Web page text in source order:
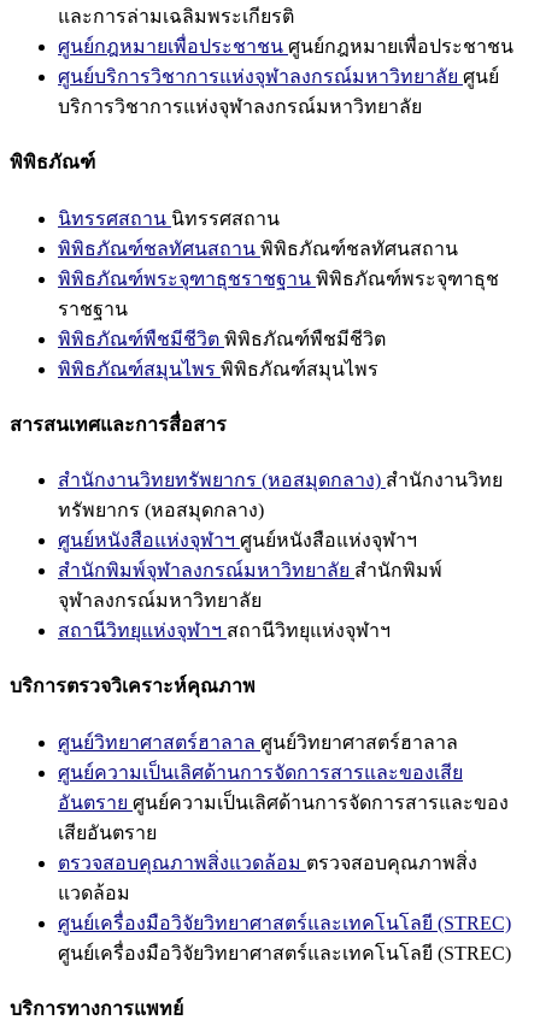
และการล่ามเฉลิมพระเกียรติ
ศูนย์กฎหมายเพื่อประชาชน ศูนย์กฎหมายเพื่อประชาชน
ศูนย์บริการวิชาการแห่งจุฬาลงกรณ์มหาวิทยาลัย ศูนย์
บริการวิชาการแห่งจุฬาลงกรณ์มหาวิทยาลัย
พิพิธภัณฑ์
นิทรรศสถาน นิทรรศสถาน
พิพิธภัณฑ์ชลทัศนสถาน พิพิธภัณฑ์ชลทัศนสถาน
พิพิธภัณฑ์พระจุฑาธุชราชฐาน พิพิธภัณฑ์พระจุฑาธุช
ราชฐาน
พิพิธภัณฑ์พืชมีชีวิต พิพิธภัณฑ์พืชมีชีวิต
พิพิธภัณฑ์สมุนไพร พิพิธภัณฑ์สมุนไพร
สารสนเทศและการสื่อสาร
สำนักงานวิทยทรัพยากร (หอสมุดกลาง) สำนักงานวิทย
ทรัพยากร (หอสมุดกลาง)
ศูนย์หนังสือแห่งจุฬาฯ ศูนย์หนังสือแห่งจุฬาฯ
สำนักพิมพ์จุฬาลงกรณ์มหาวิทยาลัย สำนักพิมพ์
จุฬาลงกรณ์มหาวิทยาลัย
สถานีวิทยุแห่งจุฬาฯ สถานีวิทยุแห่งจุฬาฯ
บริการตรวจวิเคราะห์คุณภาพ
ศูนย์วิทยาศาสตร์ฮาลาล ศูนย์วิทยาศาสตร์ฮาลาล
ศูนย์ความเป็นเลิศด้านการจัดการสารและของเสีย
อันตราย ศูนย์ความเป็นเลิศด้านการจัดการสารและของ
เสียอันตราย
ตรวจสอบคุณภาพสิ่งแวดล้อม ตรวจสอบคุณภาพสิ่ง
แวดล้อม
ศูนย์เครื่องมือวิจัยวิทยาศาสตร์และเทคโนโลยี (STREC)
ศูนย์เครื่องมือวิจัยวิทยาศาสตร์และเทคโนโลยี (STREC)
บริการทางการแพทย์